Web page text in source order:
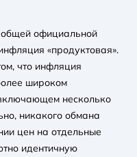
официальной
«продуктовая».
что инфляция
широком
несколько
никакого обмана
цен на отдельные
идентичную